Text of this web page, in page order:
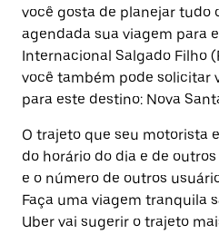
você gosta de planejar tudo
agendada sua viagem para
Internacional Salgado Filho
você também pode solicitar
para este destino: Nova
O trajeto que seu motorista
do horário do dia e de
e o número de outros
Faça uma viagem tranquila
Uber vai sugerir o trajeto